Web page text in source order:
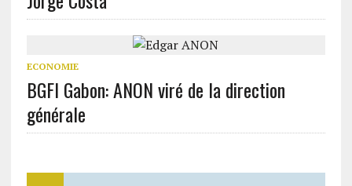
ECONOMIE
BGFI Gabon: ANON viré de la direction
générale